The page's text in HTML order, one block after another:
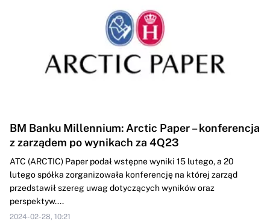
BM Banku Millennium: Arctic Paper – konferencja
z zarządem po wynikach za 4Q23
ATC (ARCTIC) Paper podał wstępne wyniki 15 lutego, a 20
lutego spółka zorganizowała konferencję na której zarząd
przedstawił szereg uwag dotyczących wyników oraz
perspektyw....
2024-02-28, 10:21